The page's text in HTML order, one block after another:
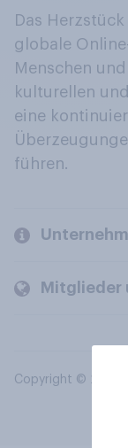
Das
globale
Menschen
kulturellen
eine
führen.
Mitglieder
Copyright © 2026